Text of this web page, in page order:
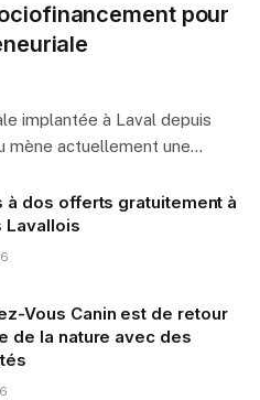
pour
implantée à Laval depuis
mène actuellement une…
à dos offerts gratuitement à
Lavallois
Vous Canin est de retour
de la nature avec des